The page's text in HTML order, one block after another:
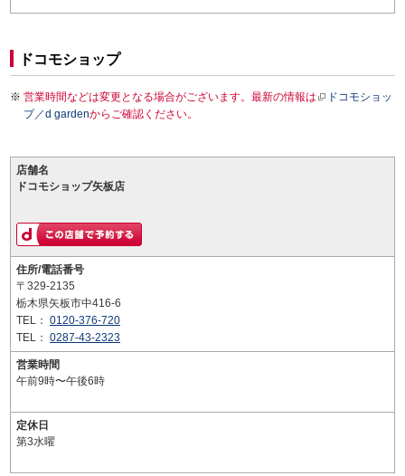
ドコモショップ
営業時間などは変更となる場合がございます。最新の情報は
ドコモショッ
プ／d gardenからご確認ください。
店舗名
ドコモショップ矢板店
住所/電話番号
〒329-2135
栃木県矢板市中416-6
TEL： 0120-376-720
TEL： 0287-43-2323
営業時間
午前9時〜午後6時
定休日
第3水曜